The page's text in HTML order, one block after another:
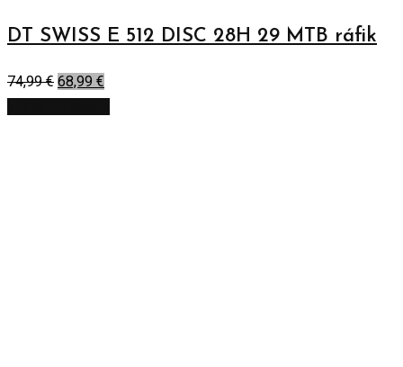
DT SWISS E 512 DISC 28H 29 MTB ráfik
74,99€ 68,99 €